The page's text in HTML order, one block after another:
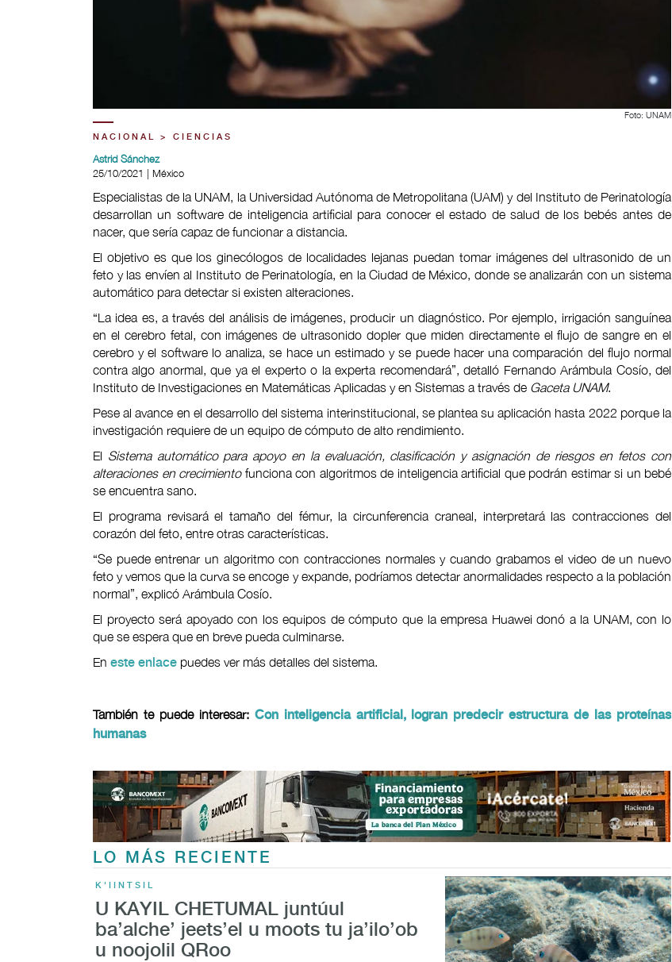
Foto: UNAM
NACIONAL > CIENCIAS
Astrid Sánchez
25/10/2021 | México
Especialistas de la UNAM, la Universidad Autónoma de Metropolitana (UAM) y del Instituto de Perinatología
desarrollan un software de inteligencia artificial para conocer el estado de salud de los bebés antes de
nacer, que sería capaz de funcionar a distancia.
El objetivo es que los ginecólogos de localidades lejanas puedan tomar imágenes del ultrasonido de un
feto y las envíen al Instituto de Perinatología, en la Ciudad de México, donde se analizarán con un sistema
automático para detectar si existen alteraciones.
“La idea es, a través del análisis de imágenes, producir un diagnóstico. Por ejemplo, irrigación sanguínea
en el cerebro fetal, con imágenes de ultrasonido dopler que miden directamente el flujo de sangre en el
cerebro y el software lo analiza, se hace un estimado y se puede hacer una comparación del flujo normal
contra algo anormal, que ya el experto o la experta recomendará”, detalló Fernando Arámbula Cosío, del
Instituto de Investigaciones en Matemáticas Aplicadas y en Sistemas a través de Gaceta UNAM.
Pese al avance en el desarrollo del sistema interinstitucional, se plantea su aplicación hasta 2022 porque la
investigación requiere de un equipo de cómputo de alto rendimiento.
El Sistema automático para apoyo en la evaluación, clasificación y asignación de riesgos en fetos con
alteraciones en crecimientofunciona con algoritmos de inteligencia artificial que podrán estimar si un bebé
se encuentra sano.
El programa revisará el tamaño del fémur, la circunferencia craneal, interpretará las contracciones del
corazón del feto, entre otras características.
“Se puede entrenar un algoritmo con contracciones normales y cuando grabamos el video de un nuevo
feto y vemos que la curva se encoge y expande, podríamos detectar anormalidades respecto a la población
normal”, explicó Arámbula Cosío.
El proyecto será apoyado con los equipos de cómputo que la empresa Huawei donó a la UNAM, con lo
que se espera que en breve pueda culminarse.
En este enlace puedes ver más detalles del sistema.
También te puede interesar: Con inteligencia artificial, logran predecir estructura de las proteínas
humanas
LO MÁS RECIENTE
K'IINTSIL
U KAYIL CHETUMAL juntúul
ba’alche’ jeets’el u moots tu ja’ilo’ob
u noojolil QRoo